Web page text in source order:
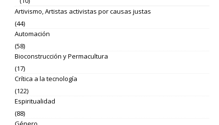
Artivismo, Artistas activistas por causas justas
(44)
Automación
(58)
Bioconstrucción y Permacultura
(17)
Crítica a la tecnología
(122)
Espiritualidad
(88)